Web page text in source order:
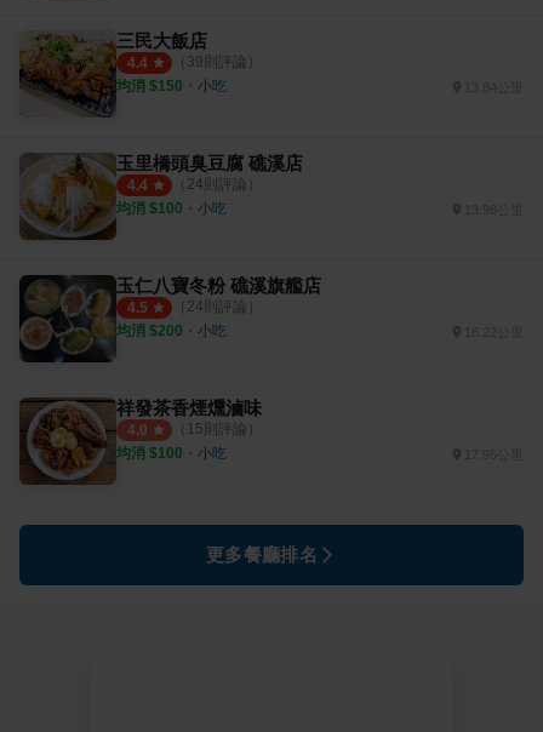
三民大飯店
4.4 （ 39則評論）
均消 $150 ・ 小吃 13.84公里
玉里橋頭臭豆腐 礁溪店
4.4 （ 24則評論）
均消 $100 ・ 小吃
玉仁八寶冬粉 礁溪旗艦店
4.5 （ 24則評論）
均消 $200 ・ 小吃
祥發茶香煙燻滷味
4.0 （ 15則評論）
均消 $100 ・ 小吃 17.95公里
更多餐廳排名